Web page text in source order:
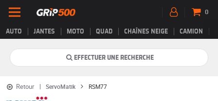
AUTO JANTES MOTO QUAD CHAÎNES NEIGE CAMION
0
EFFECTUER UNE RECHERCHE
Retour ServoMatik RSM77